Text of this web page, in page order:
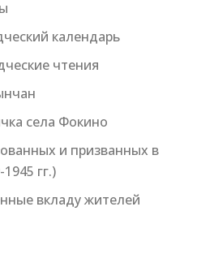
календарь
чтения
села Фокино
и призванных в
гг.)
вкладу жителей